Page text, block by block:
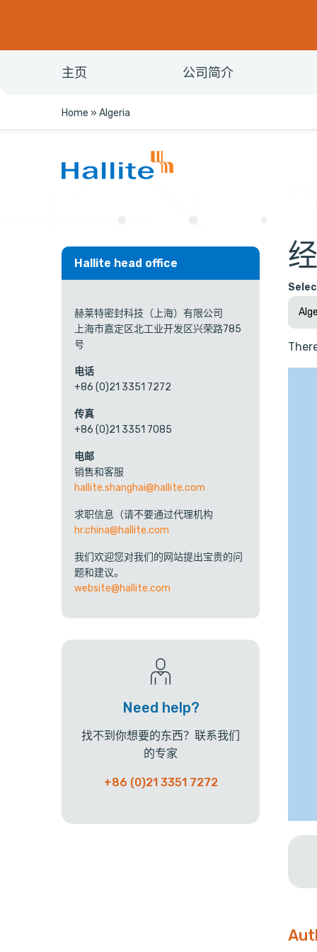
主页 公司简介
Home » Algeria
Hallite head office
赫莱特密封科技（上海）有限公司
上海市嘉定区北工业开发区兴荣路785
号
电话
+86 (0)21 3351 7272
传真
+86 (0)21 3351 7085
电邮
销售和客服
hallite.shanghai@hallite.com
求职信息（请不要通过代理机构
hr.china@hallite.com
我们欢迎您对我们的网站提出宝贵的问
题和建议。
website@hallite.com
Need help?
找不到你想要的东西？联系我们
的专家
+86 (0)21 3351 7272